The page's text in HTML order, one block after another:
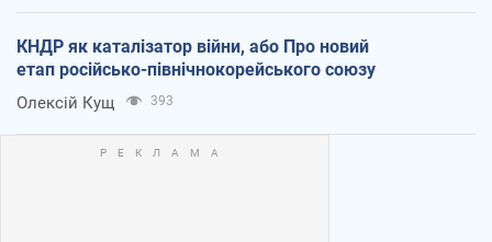
КНДР як каталізатор війни, або Про новий
етап російсько-північнокорейського союзу
Олексій Кущ 393